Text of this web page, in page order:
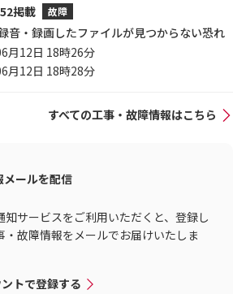
掲載 故障
音・録画したファイルが見つからない恐れ
月12日 18時26分
月12日 18時28分
すべての工事・故障情報はこちら
ールを配信
知サービスをご利用いただくと、登録し
・故障情報をメールでお届けいたしま
トで登録する